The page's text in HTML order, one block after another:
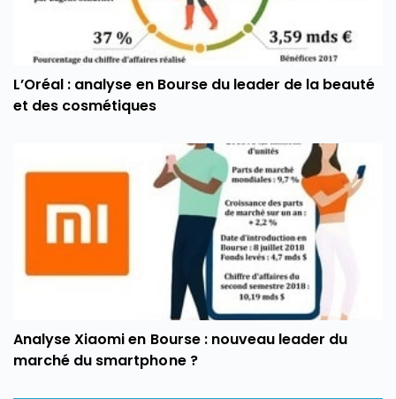
L’Oréal : analyse en Bourse du leader de la beauté
et des cosmétiques
Analyse Xiaomi en Bourse : nouveau leader du
marché du smartphone ?